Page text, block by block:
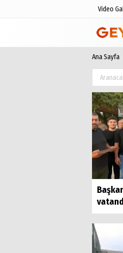
Video
Ana Sayfa